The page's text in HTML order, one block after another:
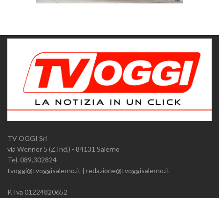
TV OGGI Srl
via Wenner 5 (Z.Ind.) - 84131 Salerno
Tel. 089.302824
tvoggi@tvoggisalerno.it | redazione@tvoggisalerno.it
P. Iva 01224820652